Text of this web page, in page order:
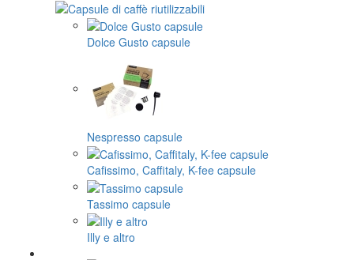
Dolce Gusto capsule
Nespresso capsule
Cafissimo, Caffitaly, K-fee capsule
Tassimo capsule
Illy e altro